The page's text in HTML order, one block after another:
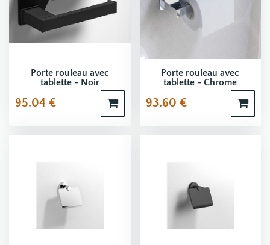
Porte rouleau avec
tablette - Noir
95.04 €
Porte rouleau avec
tablette - Chrome
93.60 €